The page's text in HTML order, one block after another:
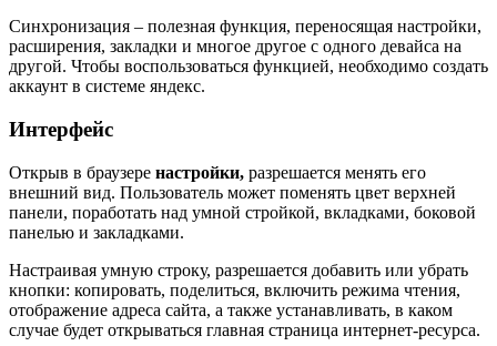
Синхронизация – полезная функция, переносящая настройки,
расширения, закладки и многое другое с одного девайса на
другой. Чтобы воспользоваться функцией, необходимо создать
аккаунт в системе яндекс.
Интерфейс
Открыв в браузере настройки, разрешается менять его
внешний вид. Пользователь может поменять цвет верхней
панели, поработать над умной стройкой, вкладками, боковой
панелью и закладками.
Настраивая умную строку, разрешается добавить или убрать
кнопки: копировать, поделиться, включить режима чтения,
отображение адреса сайта, а также устанавливать, в каком
случае будет открываться главная страница интернет-ресурса.